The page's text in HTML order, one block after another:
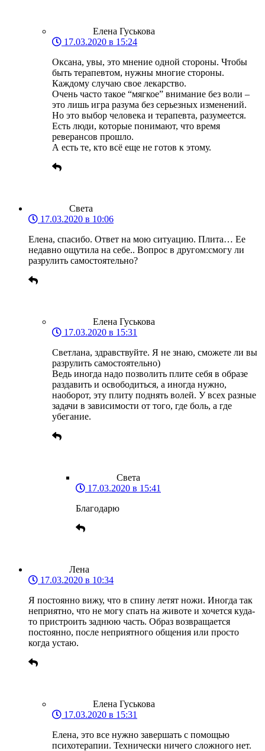
Елена Гуськова
17.03.2020 в 15:24
Оксана, увы, это мнение одной стороны. Чтобы
быть терапевтом, нужны многие стороны.
Каждому случаю свое лекарство.
Очень часто такое “мягкое” внимание без воли –
это лишь игра разума без серьезных изменений.
Но это выбор человека и терапевта, разумеется.
Есть люди, которые понимают, что время
реверансов прошло.
А есть те, кто всё еще не готов к этому.
Света
17.03.2020 в 10:06
Елена, спасибо. Ответ на мою ситуацию. Плита… Ее
недавно ощутила на себе.. Вопрос в другом:смогу ли
разрулить самостоятельно?
Елена Гуськова
17.03.2020 в 15:31
Светлана, здравствуйте. Я не знаю, сможете ли вы
разрулить самостоятельно)
Ведь иногда надо позволить плите себя в образе
раздавить и освободиться, а иногда нужно,
наоборот, эту плиту поднять волей. У всех разные
задачи в зависимости от того, где боль, а где
убегание.
Света
17.03.2020 в 15:41
Благодарю
Лена
17.03.2020 в 10:34
Я постоянно вижу, что в спину летят ножи. Иногда так
неприятно, что не могу спать на животе и хочется куда-
то пристроить заднюю часть. Образ возвращается
постоянно, после неприятного общения или просто
когда устаю.
Елена Гуськова
17.03.2020 в 15:31
Елена, это все нужно завершать с помощью
психотерапии. Технически ничего сложного нет.